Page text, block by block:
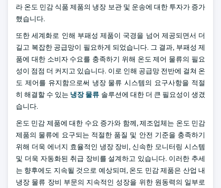
라 온도 민감 식품 제품의 냉장 보관 및 운송에 대한 투자가 증가
했습니다.
또한 세계화로 인해 부패성 제품이 국경을 넘어 제공되면서 더
길고 복잡한 공급망이 필요하게 되었습니다. 그 결과, 부패성 제
품에 대한 소비자 수요를 충족하기 위해 온도 제어 물류의 필요
성이 점점 더 커지고 있습니다. 이로 인해 공급망 전반에 걸쳐 온
도 제어를 유지함으로써 냉장 물류 시스템의 요구사항을 적절
히 해결할 수 있는 냉장 물류 솔루션에 대한 더 큰 필요성이 생겼
습니다.
온도 민감 제품에 대한 수요 증가와 함께, 제조업체는 온도 민감
제품의 물류에 요구되는 적절한 품질 및 안전 기준을 충족하기
위해 더욱 에너지 효율적인 냉장 장비, 신속한 모니터링 시스템
및 더욱 자동화된 취급 장비를 설계하고 있습니다. 이러한 추세
는 향후에도 지속될 것으로 예상되며, 온도 민감 제품은 산업 내
냉장 물류 장비 부문의 지속적인 성장을 위한 원동력의 일부로